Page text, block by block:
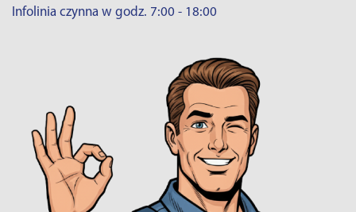
Infolinia czynna w godz. 7:00 - 18:00